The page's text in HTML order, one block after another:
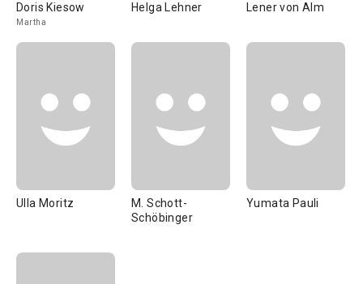
Doris Kiesow
Martha
Helga Lehner Lener von Alm
Ulla Moritz
M. Schott-
Schöbinger
Yumata Pauli